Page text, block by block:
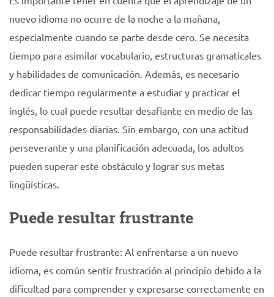
nuevo idioma no ocurre de la noche a la mañana,
especialmente cuando se parte desde cero. Se necesita
tiempo para asimilar vocabulario, estructuras gramaticales
y habilidades de comunicación. Además, es necesario
dedicar tiempo regularmente a estudiar y practicar el
inglés, lo cual puede resultar desafiante en medio de las
responsabilidades diarias. Sin embargo, con una actitud
perseverante y una planificación adecuada, los adultos
pueden superar este obstáculo y lograr sus metas
lingüísticas.
Puede resultar frustrante
Puede resultar frustrante: Al enfrentarse a un nuevo
idioma, es común sentir frustración al principio debido a la
dificultad para comprender y expresarse correctamente en